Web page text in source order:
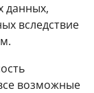
вследствие
возможные